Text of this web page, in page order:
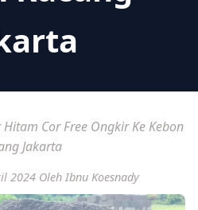
Cor Free Ongkir Ke Kebon
Jakarta
2024 Oleh Ibnu Koesnady